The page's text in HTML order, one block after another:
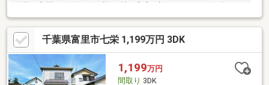
るお庭♪◇室内干しにも便利なランドリールーム♪◇家族のつなが
りを感じられるリビング階段♪◇採光と通風に配慮した全居室2面
採光の間取り♪～周辺環境～富里市立根木名小学校 徒歩約6分富
里市立富里中学校 自転車約15分AIAI NURSERY西三里塚 徒歩
約22分ミニストップ 徒歩約20分カスミ 徒歩約20分国際医療福
祉大学成田病院 徒歩約24分成田国際空港 車約20分
千葉県富里市七栄 1,199万円 3DK
1,199万円
間取り 3DK